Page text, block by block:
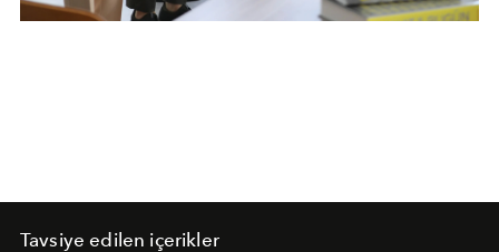
Tavsiye edilen içerikler